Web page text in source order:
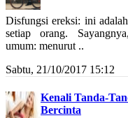
Disfungsi ereksi: ini
setiap orang.
umum: menurut ..
Sabtu, 21/10/2017 15:12
Kenali Tanda-
Bercinta